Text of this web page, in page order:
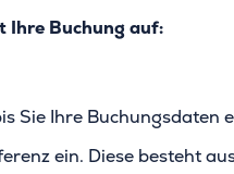
Ihre Buchung auf:
Sie Ihre Buchungsdaten
ein. Diese besteht